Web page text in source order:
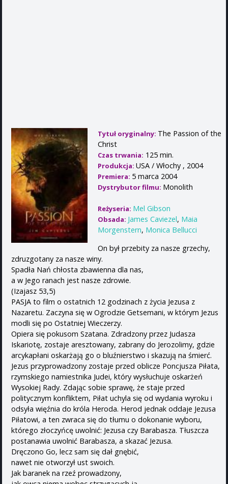
Tytuł oryginalny: The Passion of the
Christ
Czas trwania: 125 min.
Produkcja: USA / Włochy , 2004
Premiera: 5 marca 2004
Dystrybutor filmu: Monolith
Reżyseria: Mel Gibson
Obsada: James Caviezel, Maia
Morgenstern, Monica Bellucci
On był przebity za nasze grzechy,
zdruzgotany za nasze winy.
Spadła Nań chłosta zbawienna dla nas,
a w Jego ranach jest nasze zdrowie.
(Izajasz 53,5)
PASJA to film o ostatnich 12 godzinach z życia Jezusa z
Nazaretu. Zaczyna się w Ogrodzie Getsemani, w którym Jezus
modli się po Ostatniej Wieczerzy.
Opiera się pokusom Szatana. Zdradzony przez Judasza
Iskariotę, zostaje aresztowany, zabrany do Jerozolimy, gdzie
arcykapłani oskarżają go o bluźnierstwo i skazują na śmierć.
Jezus przyprowadzony zostaje przed oblicze Poncjusza Piłata,
rzymskiego namiestnika Judei, który wysłuchuje oskarżeń
Wysokiej Rady. Zdając sobie sprawę, że staje przed
politycznym konfliktem, Piłat uchyla się od wydania wyroku i
odsyła więźnia do króla Heroda. Herod jednak oddaje Jezusa
Piłatowi, a ten zwraca się do tłumu o dokonanie wyboru,
którego złoczyńcę uwolnić: Jezusa czy Barabasza. Tłuszcza
postanawia uwolnić Barabasza, a skazać Jezusa.
Dręczono Go, lecz sam się dał gnębić,
nawet nie otworzył ust swoich.
Jak baranek na rzeź prowadzony,